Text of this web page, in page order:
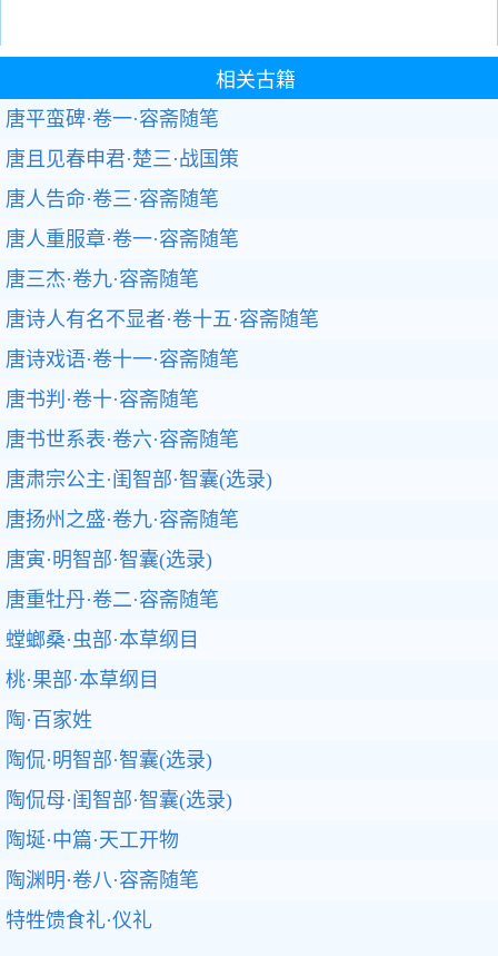
相关古籍
唐平蛮碑·卷一·容斋随笔
唐且见春申君·楚三·战国策
唐人告命·卷三·容斋随笔
唐人重服章·卷一·容斋随笔
唐三杰·卷九·容斋随笔
唐诗人有名不显者·卷十五·容斋随笔
唐诗戏语·卷十一·容斋随笔
唐书判·卷十·容斋随笔
唐书世系表·卷六·容斋随笔
唐肃宗公主·闺智部·智囊(选录)
唐扬州之盛·卷九·容斋随笔
唐寅·明智部·智囊(选录)
唐重牡丹·卷二·容斋随笔
螳螂桑·虫部·本草纲目
桃·果部·本草纲目
陶·百家姓
陶侃·明智部·智囊(选录)
陶侃母·闺智部·智囊(选录)
陶埏·中篇·天工开物
陶渊明·卷八·容斋随笔
特牲馈食礼·仪礼